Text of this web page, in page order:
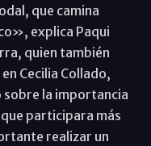
que camina
explica Paqui
quien también
Cecilia Collado,
sobre la importancia
participara más
realizar un